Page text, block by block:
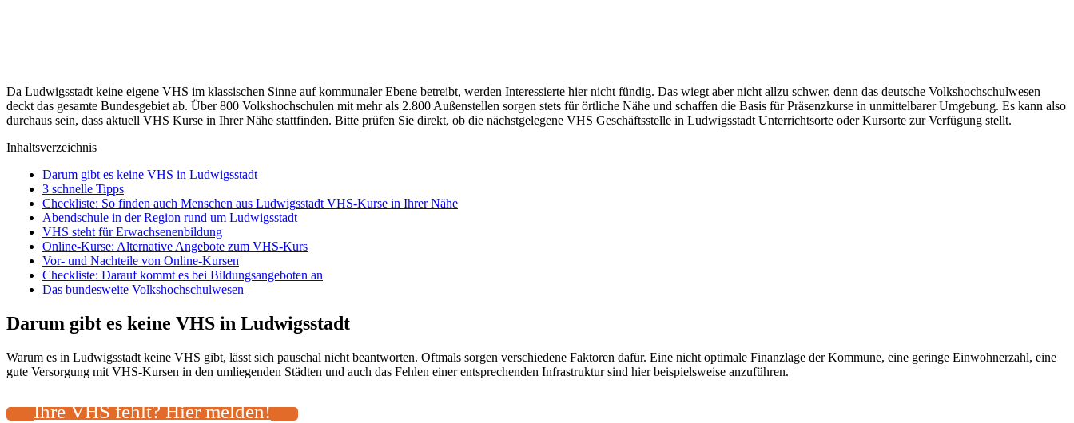
Da Ludwigsstadt keine eigene VHS im klassischen Sinne auf kommunaler Ebene betreibt, werden Interessierte hier nicht fündig. Das wiegt aber nicht allzu schwer, denn das deutsche Volkshochschulwesen
deckt das gesamte Bundesgebiet ab. Über 800 Volkshochschulen mit mehr als 2.800 Außenstellen sorgen stets für örtliche Nähe und schaffen die Basis für Präsenzkurse in unmittelbarer Umgebung. Es kann also
durchaus sein, dass aktuell VHS Kurse in Ihrer Nähe stattfinden. Bitte prüfen Sie direkt, ob die nächstgelegene VHS Geschäftsstelle in Ludwigsstadt Unterrichtsorte oder Kursorte zur Verfügung stellt.
Inhaltsverzeichnis
Darum gibt es keine VHS in Ludwigsstadt
3 schnelle Tipps
Checkliste: So finden auch Menschen aus Ludwigsstadt VHS-Kurse in Ihrer Nähe
Abendschule in der Region rund um Ludwigsstadt
VHS steht für Erwachsenenbildung
Online-Kurse: Alternative Angebote zum VHS-Kurs
Vor- und Nachteile von Online-Kursen
Checkliste: Darauf kommt es bei Bildungsangeboten an
Das bundesweite Volkshochschulwesen
Darum gibt es keine VHS in Ludwigsstadt
Warum es in Ludwigsstadt keine VHS gibt, lässt sich pauschal nicht beantworten. Oftmals sorgen verschiedene Faktoren dafür. Eine nicht optimale Finanzlage der Kommune, eine geringe Einwohnerzahl, eine
gute Versorgung mit VHS-Kursen in den umliegenden Städten und auch das Fehlen einer entsprechenden Infrastruktur sind hier beispielsweise anzuführen.
Ihre VHS fehlt? Hier melden!